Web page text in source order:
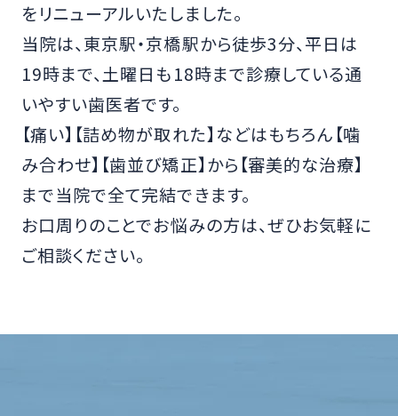
をリニューアルいたしました。
当院は、東京駅・京橋駅から徒歩3分、平日は
19時まで、土曜日も18時まで診療している通
いやすい歯医者です。
【痛い】【詰め物が取れた】などはもちろん【噛
み合わせ】【歯並び矯正】から【審美的な治療】
まで当院で全て完結できます。
お口周りのことでお悩みの方は、ぜひお気軽に
ご相談ください。